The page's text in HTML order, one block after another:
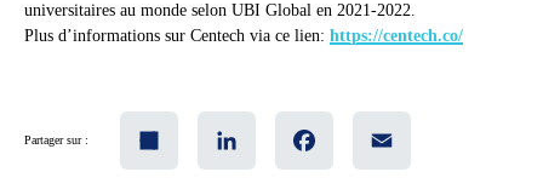
universitaires au monde selon UBI Global en 2021-2022.
Plus d’informations sur Centech via ce lien: https://centech.co/
Partager sur :